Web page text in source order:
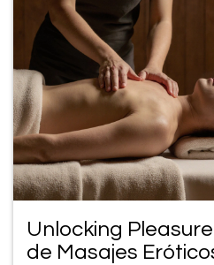
Unlocking
de Masajes